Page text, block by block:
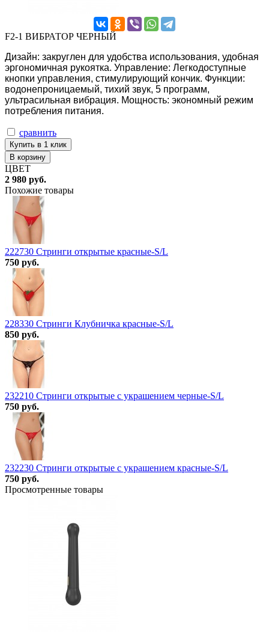
F2-1 ВИБРАТОР ЧЕРНЫЙ
Дизайн: закруглен для удобства использования, удобная
эргономичная рукоятка. Управление: Легкодоступные
кнопки управления, стимулирующий кончик. Функции:
водонепроницаемый, тихий звук, 5 программ,
ультрасильная вибрация. Мощность: экономный режим
потребления питания.
сравнить
Купить в 1 клик
В корзину
ЦВЕТ
2 980 руб.
Похожие товары
222730 Стринги открытые красные-S/L
750 руб.
228330 Стринги Клубничка красные-S/L
850 руб.
232210 Стринги открытые с украшением черные-S/L
750 руб.
232230 Стринги открытые с украшением красные-S/L
750 руб.
Просмотренные товары